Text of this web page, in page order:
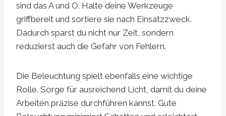
sind das A und O. Halte deine Werkzeuge
griffbereit und sortiere sie nach Einsatzzweck.
Dadurch sparst du nicht nur Zeit, sondern
reduzierst auch die Gefahr von Fehlern.
Die Beleuchtung spielt ebenfalls eine wichtige
Rolle. Sorge für ausreichend Licht, damit du deine
Arbeiten präzise durchführen kannst. Gute